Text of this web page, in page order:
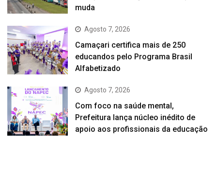
muda
Agosto 7, 2026
Camaçari certifica mais de 250
educandos pelo Programa Brasil
Alfabetizado
Agosto 7, 2026
Com foco na saúde mental,
Prefeitura lança núcleo inédito de
apoio aos profissionais da educação